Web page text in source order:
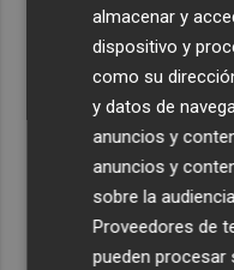
La geolocalización
Murcia para agilizar
Recibe
Plaza
almacenar y
dispositivo y
como su
y datos de
anuncios y
anuncios y
sobre la
Proveedores de
pueden